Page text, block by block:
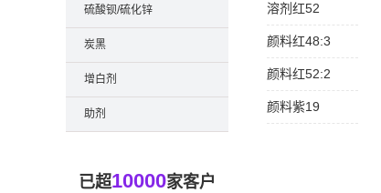
溶剂红52
颜料红48:3
颜料红52:2
颜料紫19
硫酸钡/硫化锌
炭黑
增白剂
助剂
已超10000家客户